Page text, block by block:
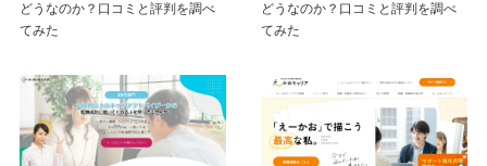
どうなのか？口コミと評判を調べ
てみた
どうなのか？口コミと評判を調べ
てみた